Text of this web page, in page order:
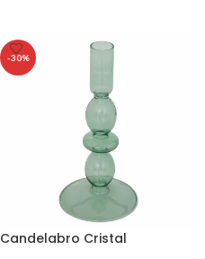
-30%
Candelabro Cristal